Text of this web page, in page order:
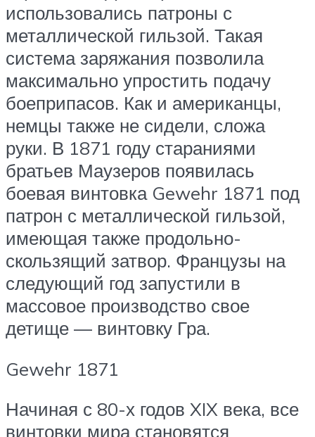
использовались патроны с
металлической гильзой. Такая
система заряжания позволила
максимально упростить подачу
боеприпасов. Как и американцы,
немцы также не сидели, сложа
руки. В 1871 году стараниями
братьев Маузеров появилась
боевая винтовка Gewehr 1871 под
патрон с металлической гильзой,
имеющая также продольно-
скользящий затвор. Французы на
следующий год запустили в
массовое производство свое
детище — винтовку Гра.
Gewehr 1871
Начиная с 80-х годов XIX века, все
винтовки мира становятся